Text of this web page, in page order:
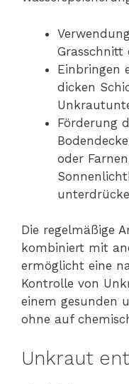
Grasschnitt
Einbringen
dicken
Förderung
oder
Die regelmäßige
kombiniert mit
ermöglicht eine
Kontrolle von
einem gesunden
ohne auf
Unkraut